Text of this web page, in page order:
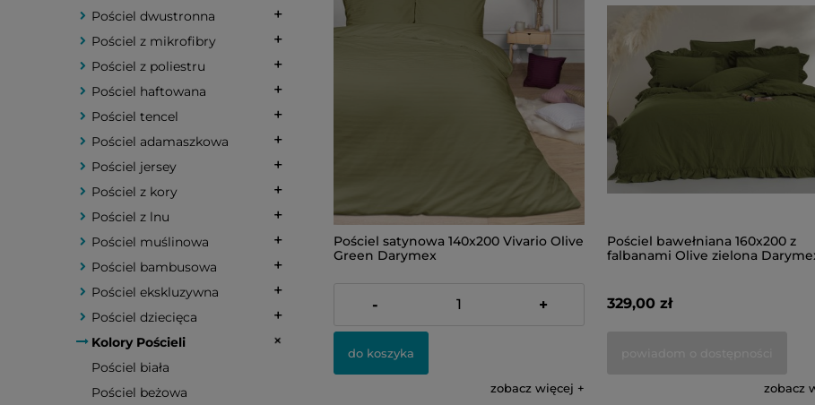
Pościel dwustronna
Pościel z mikrofibry
Pościel z poliestru
Pościel haftowana
Pościel tencel
Pościel adamaszkowa
Pościel jersey
Pościel z kory
Pościel z lnu
Pościel muślinowa
Pościel bambusowa
Pościel ekskluzywna
Pościel dziecięca
Kolory Pościeli
Pościel biała
Pościel beżowa
Pościel satynowa 140x200 Vivario Olive
Green Darymex
211,00 zł
- +
do koszyka
zobacz więcej
Pościel bawełniana 160x200 z
falbanami Olive zielona
329,00 zł
zobacz